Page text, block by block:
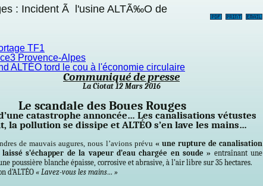
: Incident Ã l'usine ALTÃ‰O de
TF1
Provence-Alpes
ALTÉO tord le cou à l'économie circulaire
Communiqué de presse
La Ciotat 12 Mars 2016
Le scandale des Boues Rouges
catastrophe annoncée… Les canalisations vétustes
la pollution se dissipe et ALTÉO s’en lave les mains…
de mauvais augures, nous l’avions prévu « une rupture de canalisation
s’échapper de la vapeur d’eau chargée en soude » entraînant une
poussière blanche épaisse, corrosive et abrasive, à l’air libre sur 35 hectares.
d’ALTÉO « Lavez-vous les mains… »